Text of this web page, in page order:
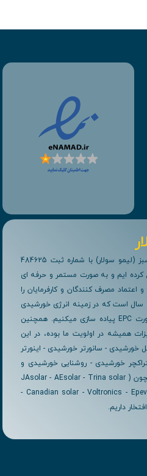
ما به عنوان شرکت لیمو انرژی سبز (لیمو سولار) با شماره ثبت 484625
را در سال 1394 شروع کرده ایم و به صورت مستمر و حرفه ای
اعتماد مصرف کنندگان و کارفرمایان را
جلب نماییم. هم اکنون بیش از 10 سال است که در زمینه انرژی خورشیدی
نیروگاه های فتوولتائیک را به صورت EPC پیاده سازی میکنیم. همچنین
همیشه در اولویت ما بوده، در این
- سانورتر خورشیدی - اینورتر
خورشیدی - روشنایی خورشیدی و
غیره که شامل بهترین برند ها همچون ( JAsolar - AEsolar - Trina solar
- Canadian solar - Voltronics -